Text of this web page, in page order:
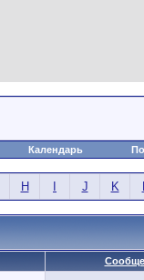
Календарь
H J K